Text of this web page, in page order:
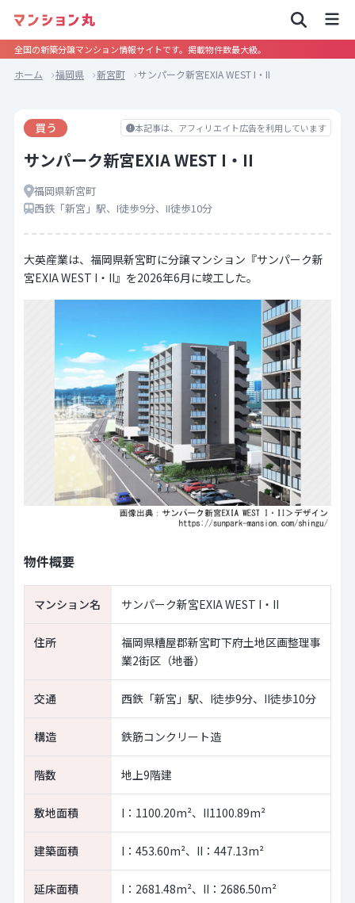
全国の新築分譲マンション情報サイトです。掲載物件数最大級。
ホーム 福岡県 新宮町 サンパーク新宮EXIA WEST I・II
本記事は、アフィリエイト広告を利用しています
買う
サンパーク新宮EXIA WEST I・II
福岡県新宮町
西鉄「新宮」駅、I徒歩9分、II徒歩10分
大英産業は、福岡県新宮町に分譲マンション『サンパーク新
宮EXIA WEST I・II』を2026年6月に竣工した。
物件概要
マンション名 サンパーク新宮EXIA WEST I・II
住所
福岡県糟屋郡新宮町下府土地区画整理事
業2街区（地番）
交通 西鉄「新宮」駅、I徒歩9分、II徒歩10分
構造 鉄筋コンクリート造
階数 地上9階建
敷地面積 I：1100.20m²、II1100.89m²
建築面積 I：453.60m²、II：447.13m²
延床面積 I：2681.48m²、II：2686.50m²